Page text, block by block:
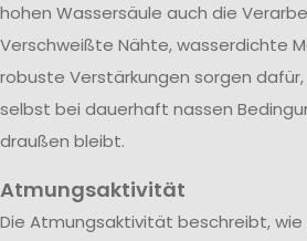
hohen Wassersäule auch die
Verschweißte Nähte, wasserdichte
robuste Verstärkungen sorgen
selbst bei dauerhaft nassen
draußen bleibt.
Atmungsaktivität
Die Atmungsaktivität beschreibt,